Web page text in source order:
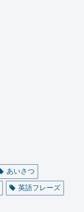
あいさつ
英語フレーズ